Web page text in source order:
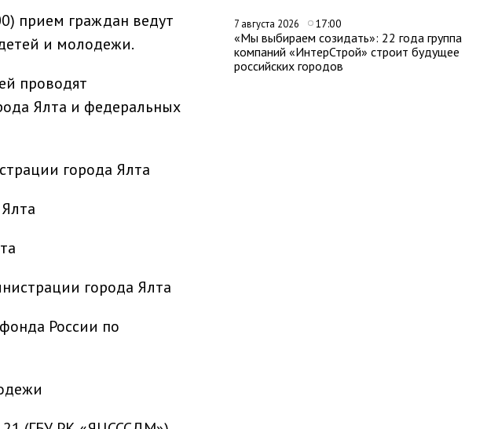
7 августа 2026 17:00
«Мы выбираем созидать»: 22 года группа
компаний «ИнтерСтрой» строит будущее
российских городов
прием граждан ведут
и молодежи.
проводят
Ялта и федеральных
города Ялта
города Ялта
России по